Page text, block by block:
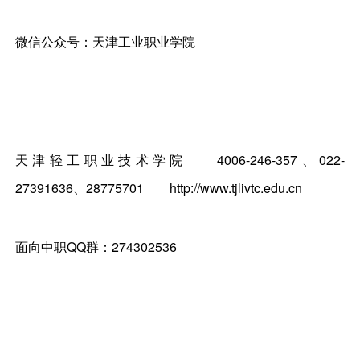
微信公众号：天津工业职业学院
天津轻工职业技术学院
4006-246-357、022-
27391636、28775701
http://www.tjlivtc.edu.cn
面向中职QQ群：274302536